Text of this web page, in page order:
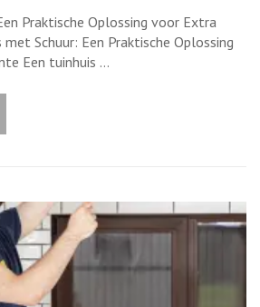
de
Voordelen
van
een
Praktische Oplossing voor Extra
Schuur: Een Praktische Oplossing
Een tuinhuis …